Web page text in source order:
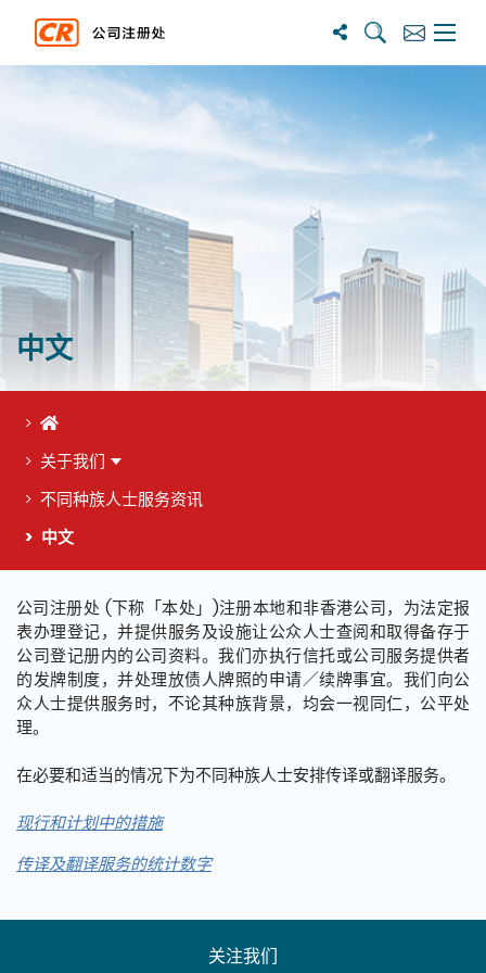
搜尋 訂閱主選
中文
首页
关于我们
不同种族人士服务资讯
中文
这个页面的主要内容
公司注册处 (下称「本处」)注册本地和非香港公司，为法定报
表办理登记，并提供服务及设施让公众人士查阅和取得备存于
公司登记册内的公司资料。我们亦执行信托或公司服务提供者
的发牌制度，并处理放债人牌照的申请／续牌事宜。我们向公
众人士提供服务时，不论其种族背景，均会一视同仁，公平处
理。
在必要和适当的情况下为不同种族人士安排传译或翻译服务。
现行和计划中的措施
传译及翻译服务的统计数字
关注我们